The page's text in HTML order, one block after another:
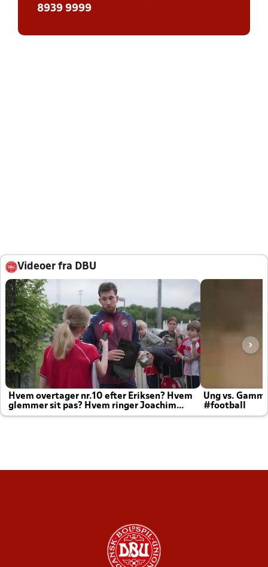
8939 9999
Videoer fra DBU
Hvem overtager nr.10 efter Eriksen? Hvem
glemmer sit pas? Hvem ringer Joachim
altid til efter kampe?
Ung vs.
#football